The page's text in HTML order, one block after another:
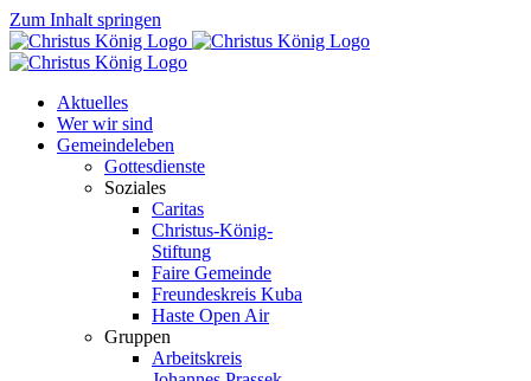
Zum Inhalt springen
Aktuelles
Wer wir sind
Gemeindeleben
Gottesdienste
Soziales
Caritas
Christus-König-
Stiftung
Faire Gemeinde
Freundeskreis Kuba
Haste Open Air
Gruppen
Arbeitskreis